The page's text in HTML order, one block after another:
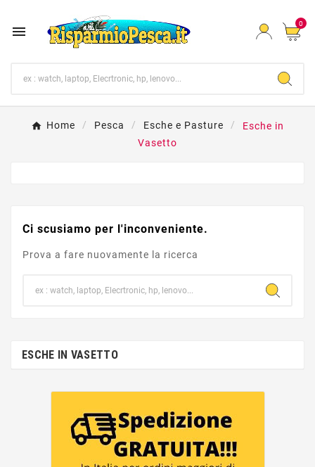
 0
Home Pesca Esche e Pasture
Esche in
Vasetto
Ci scusiamo per l'inconveniente.
Prova a fare nuovamente la ricerca
ESCHE IN VASETTO